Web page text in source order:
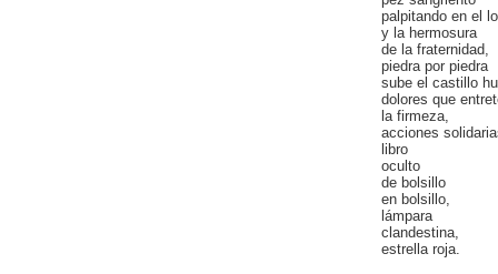
palpitando en el
y la hermosura
de la fraternidad,
piedra por piedra
sube el castillo
dolores que
la firmeza,
acciones
libro
oculto
de bolsillo
en bolsillo,
lámpara
clandestina,
estrella roja.